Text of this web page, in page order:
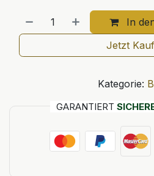
In
Jetzt
Kategorie:
GARANTIERT